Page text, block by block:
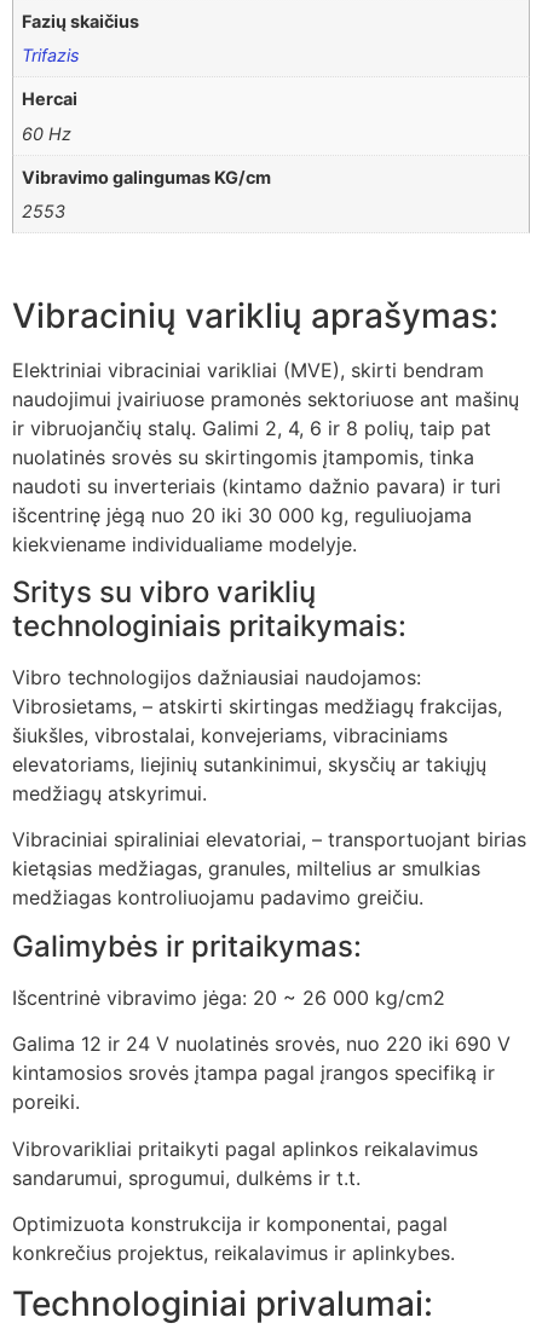
Fazių skaičius
Trifazis
Hercai
60 Hz
Vibravimo galingumas KG/cm
2553
Vibracinių variklių aprašymas:
Elektriniai vibraciniai varikliai (MVE), skirti bendram
naudojimui įvairiuose pramonės sektoriuose ant mašinų
ir vibruojančių stalų. Galimi 2, 4, 6 ir 8 polių, taip pat
nuolatinės srovės su skirtingomis įtampomis, tinka
naudoti su inverteriais (kintamo dažnio pavara) ir turi
išcentrinę jėgą nuo 20 iki 30 000 kg, reguliuojama
kiekviename individualiame modelyje.
Sritys su vibro variklių
technologiniais pritaikymais:
Vibro technologijos dažniausiai naudojamos:
Vibrosietams, – atskirti skirtingas medžiagų frakcijas,
šiukšles, vibrostalai, konvejeriams, vibraciniams
elevatoriams, liejinių sutankinimui, skysčių ar takiųjų
medžiagų atskyrimui.
Vibraciniai spiraliniai elevatoriai, – transportuojant birias
kietąsias medžiagas, granules, miltelius ar smulkias
medžiagas kontroliuojamu padavimo greičiu.
Galimybės ir pritaikymas:
Išcentrinė vibravimo jėga: 20 ~ 26 000 kg/cm2
Galima 12 ir 24 V nuolatinės srovės, nuo 220 iki 690 V
kintamosios srovės įtampa pagal įrangos specifiką ir
poreiki.
Vibrovarikliai pritaikyti pagal aplinkos reikalavimus
sandarumui, sprogumui, dulkėms ir t.t.
Optimizuota konstrukcija ir komponentai, pagal
konkrečius projektus, reikalavimus ir aplinkybes.
Technologiniai privalumai: